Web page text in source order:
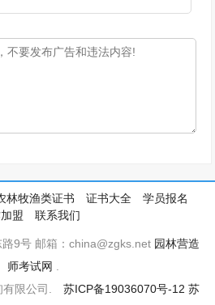
林牧渔类证书 证书大全
学员报名
盟
联系我们
9号 邮箱：china@zgks.net 园林营造
师考试网
有限公司. 苏ICP备19036070号-12 苏